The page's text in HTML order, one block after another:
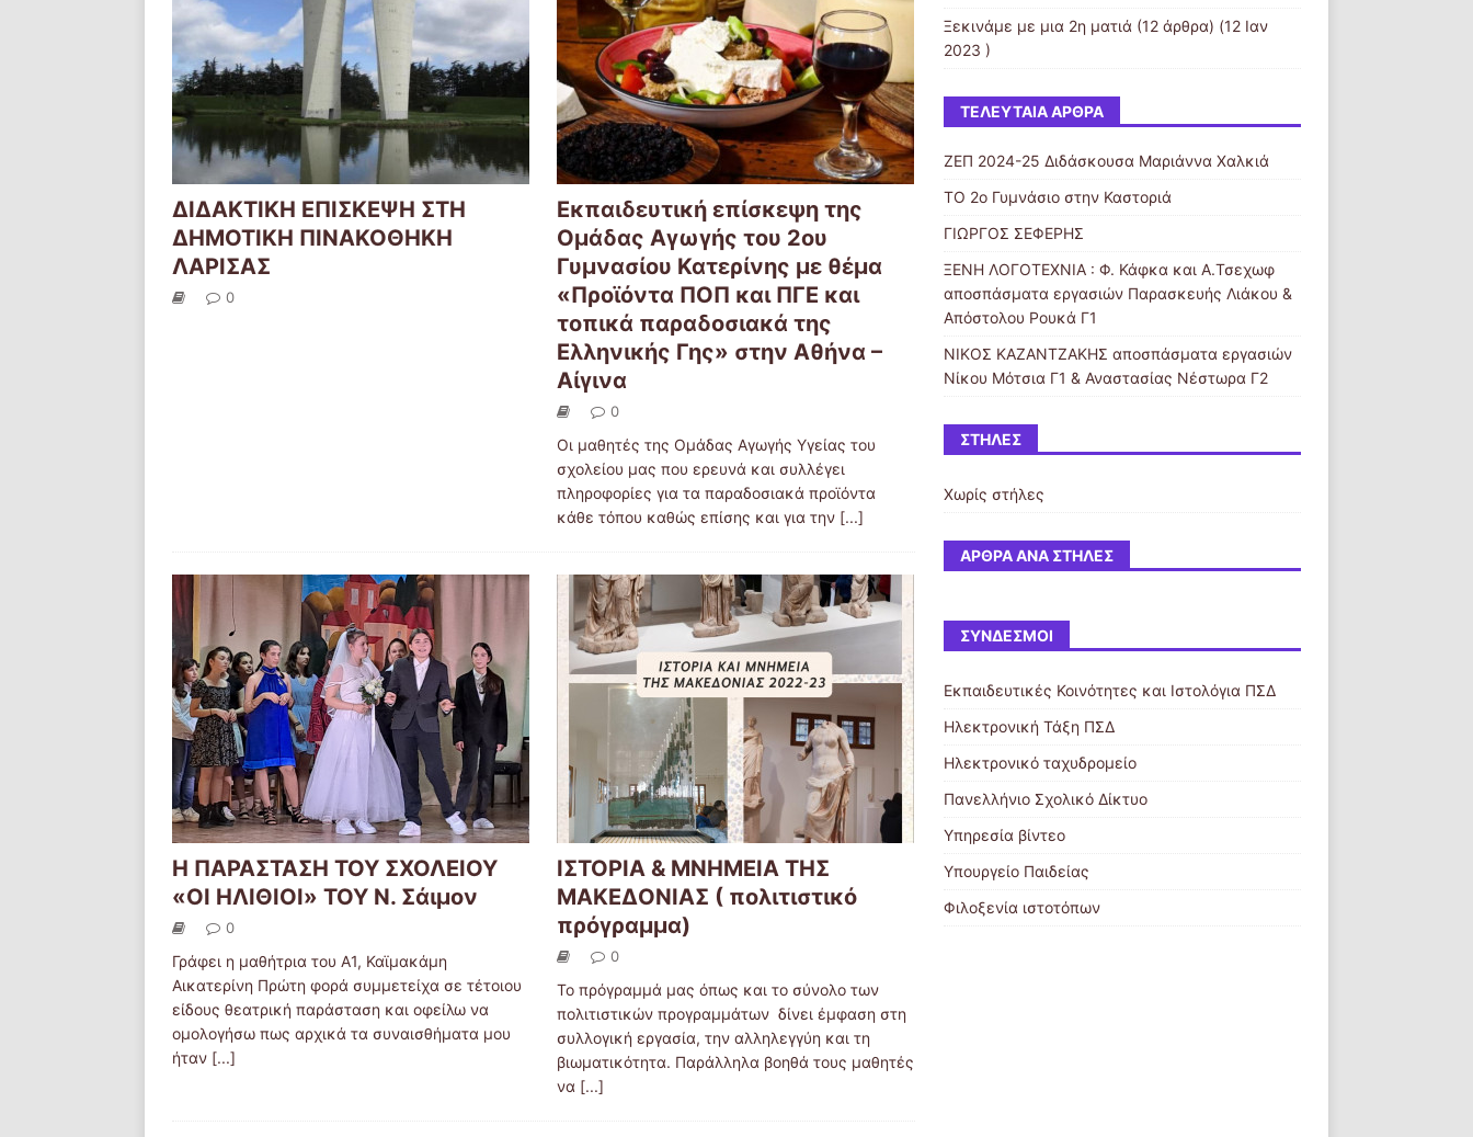
ΔΙΔΑΚΤΙΚΗ ΕΠΙΣΚΕΨΗ ΣΤΗ
ΔΗΜΟΤΙΚΗ ΠΙΝΑΚΟΘΗΚΗ
ΛΑΡΙΣΑΣ
0
Εκπαιδευτική επίσκεψη της
Ομάδας Αγωγής του 2ου
Γυμνασίου Κατερίνης με θέμα
«Προϊόντα ΠΟΠ και ΠΓΕ και
τοπικά παραδοσιακά της
Ελληνικής Γης» στην Αθήνα –
Αίγινα
0
Οι μαθητές της Ομάδας Αγωγής Υγείας του
σχολείου μας που ερευνά και συλλέγει
πληροφορίες για τα παραδοσιακά προϊόντα
κάθε τόπου καθώς επίσης και για την [...]
Η ΠΑΡΑΣΤΑΣΗ ΤΟΥ ΣΧΟΛΕΙΟΥ
«ΟΙ ΗΛΙΘΙΟΙ» ΤΟΥ Ν. Σάιμον
0
Γράφει η μαθήτρια του Α1, Καϊμακάμη
Αικατερίνη Πρώτη φορά συμμετείχα σε τέτοιου
είδους θεατρική παράσταση και οφείλω να
ομολογήσω πως αρχικά τα συναισθήματα μου
ήταν [...]
ΙΣΤΟΡΙΑ & ΜΝΗΜΕΙΑ ΤΗΣ
ΜΑΚΕΔΟΝΙΑΣ ( πολιτιστικό
πρόγραμμα)
0
Το πρόγραμμά μας όπως και το σύνολο των
πολιτιστικών προγραμμάτων δίνει έμφαση στη
συλλογική εργασία, την αλληλεγγύη και τη
βιωματικότητα. Παράλληλα βοηθά τους μαθητές
να [...]
Ξεκινάμε με μια 2η ματιά (12 άρθρα) (12 Ιαν
2023 )
ΤΕΛΕΥΤΑΊΑ ΆΡΘΡΑ
ΖΕΠ 2024-25 Διδάσκουσα Μαριάννα Χαλκιά
ΤΟ 2ο Γυμνάσιο στην Καστοριά
ΓΙΩΡΓΟΣ ΣΕΦΕΡΗΣ
ΞΕΝΗ ΛΟΓΟΤΕΧΝΙΑ : Φ. Κάφκα και A.Τσεχωφ
αποσπάσματα εργασιών Παρασκευής Λιάκου &
Απόστολου Ρουκά Γ1
ΝΙΚΟΣ ΚΑΖΑΝΤΖΑΚΗΣ αποσπάσματα εργασιών
Νίκου Μότσια Γ1 & Αναστασίας Νέστωρα Γ2
ΣΤΉΛΕΣ
Χωρίς στήλες
ΆΡΘΡΑ ΑΝΆ ΣΤΉΛΕΣ
ΣΎΝΔΕΣΜΟΙ
Εκπαιδευτικές Κοινότητες και Ιστολόγια ΠΣΔ
Ηλεκτρονική Τάξη ΠΣΔ
Ηλεκτρονικό ταχυδρομείο
Πανελλήνιο Σχολικό Δίκτυο
Υπηρεσία βίντεο
Υπουργείο Παιδείας
Φιλοξενία ιστοτόπων